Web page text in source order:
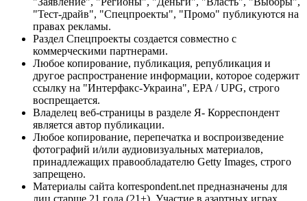
"Тест-драйв", "Спецпроекты", "Промо" публикуются на
правах рекламы.
Раздел Спецпроекты создается совместно с
коммерческими партнерами.
Любое копирование, публикация, републикация и
другое распространение информации, которое содержит
ссылку на "Интерфакс-Украина", EPA / UPG, строго
воспрещается.
Владелец веб-страницы в разделе Я- Корреспондент
является автор публикации.
Любое копирование, перепечатка и воспроизведение
фотографий и/или аудиовизуальных материалов,
принадлежащих правообладателю Getty Images, строго
запрещено.
Материалы сайта korrespondent.net предназначены для
лиц старше 21 года (21+). Участие в азартных играх